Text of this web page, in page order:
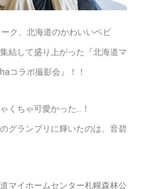
ク、北海道のかわいいベビ
結して盛り上がった『北海道マ
コラボ撮影会』！！
くちゃ可愛かった…！
グランプリに輝いたのは、音碧
マイホームセンター札幌森林公